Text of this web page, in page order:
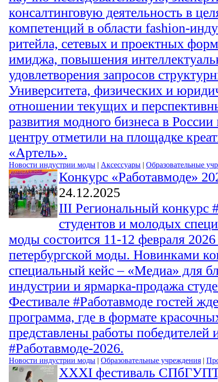
консалтинговую деятельность в
компетенций в области fashion-
ритейла, сетевых и проектных
имиджа, повышения
удовлетворения запросов
Университета, физических и
отношении текущих и
развития модного бизнеса в
центру отметили на площадке
«Артель».
Новости индустрии моды | Аксессуары | Образовательные
Конкурс «Работавмоде»
24.12.2025
III Региональный конкурс
студентов и молодых
моды состоится 11-12 февраля
петербургской моды. Новинками
специальный кейс – «Медиа» для
индустрии и ярмарка-продажа
Фестивале #Работавмоде гостей
программа, где в формате
представлены работы победителей
#Работавмоде-2026.
Новости индустрии моды | Образовательные учреждения |
XXXI фестиваль